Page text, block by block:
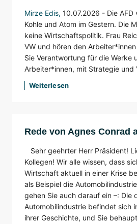
Mirze Edis, 10.07.2026 - Die
Kohle und Atom im Gestern. Die
keine Wirtschaftspolitik. Frau
VW und hören den
Sie Verantwortung für die Werke
Arbeiter*innen, mit Strategie und
Weiterlesen
Rede von Agnes Conrad
Sehr geehrter Herr Präsident!
Kollegen! Wir alle wissen, dass
Wirtschaft aktuell in einer Krise
als Beispiel die
gehen Sie auch darauf ein –: Die
Automobilindustrie befindet sich
ihrer Geschichte, und Sie